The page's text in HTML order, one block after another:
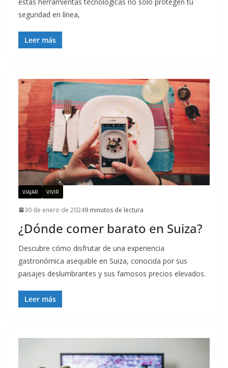
seguridad en línea,
Leer más
VIAJAR VIVIR
30 de enero de 20249 minutos de lectura
¿Dónde comer barato en Suiza?
Descubre cómo disfrutar de una experiencia
gastronómica asequible en Suiza, conocida por sus
paisajes deslumbrantes y sus famosos precios elevados.
Leer más